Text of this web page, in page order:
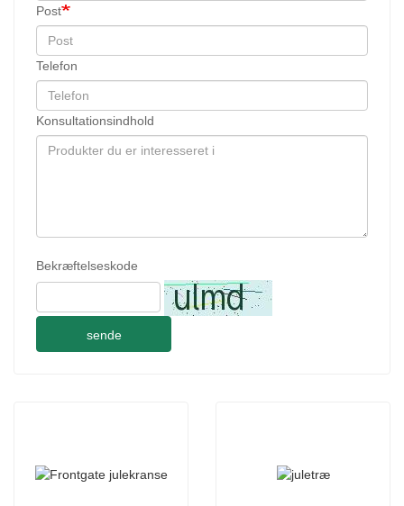
Post
Telefon
Konsultationsindhold
Bekræftelseskode
sende